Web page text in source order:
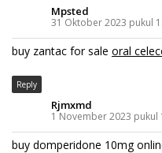
Mpsted
31 Oktober 2023 pukul
buy zantac for sale oral
Reply
Rjmxmd
1 November 2023 pukul
buy domperidone 10mg